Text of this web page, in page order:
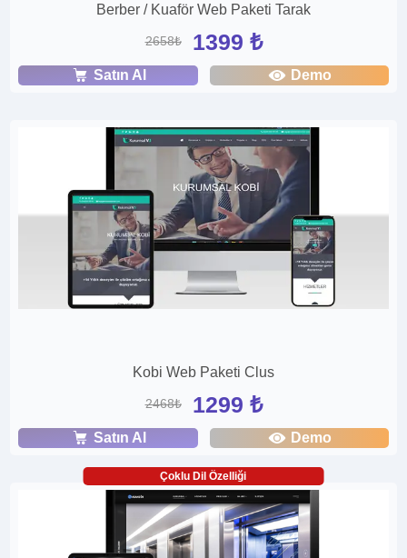
Berber / Kuaför Web Paketi Tarak
2658₺ 1399 ₺
Satın Al Demo
Kobi Web Paketi Clus
2468₺ 1299 ₺
Satın Al Demo
Çoklu Dil Özelliği